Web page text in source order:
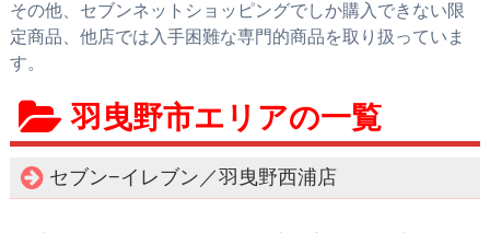
その他、セブンネットショッピングでしか購入できない限
定商品、他店では入手困難な専門的商品を取り扱っていま
す。
羽曳野市エリアの一覧
セブン−イレブン／羽曳野西浦店